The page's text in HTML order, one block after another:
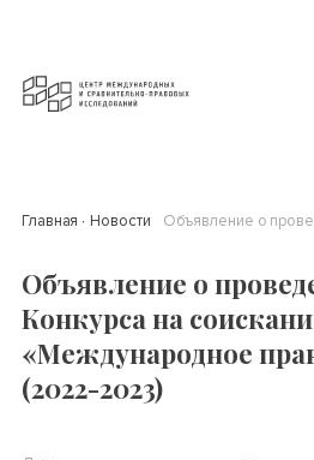
Главная Новости
Объявление о
Конкурса на
«Международное
(2022-2023)